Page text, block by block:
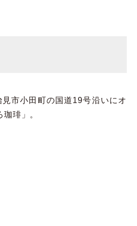
市小田町の国道19号沿いにオ
琲」。